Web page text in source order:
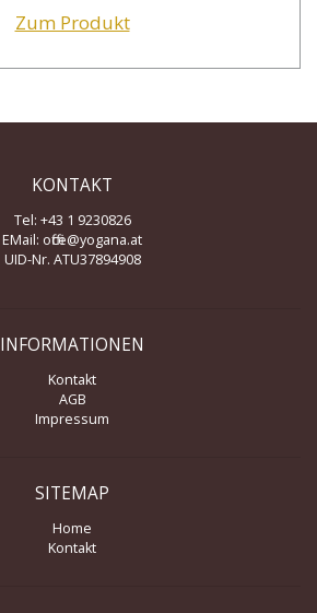
Zum Produkt
KONTAKT
Tel: +43 1 9230826
EMail: office@yogana.at
UID-Nr. ATU37894908
INFORMATIONEN
Kontakt
AGB
Impressum
SITEMAP
Home
Kontakt